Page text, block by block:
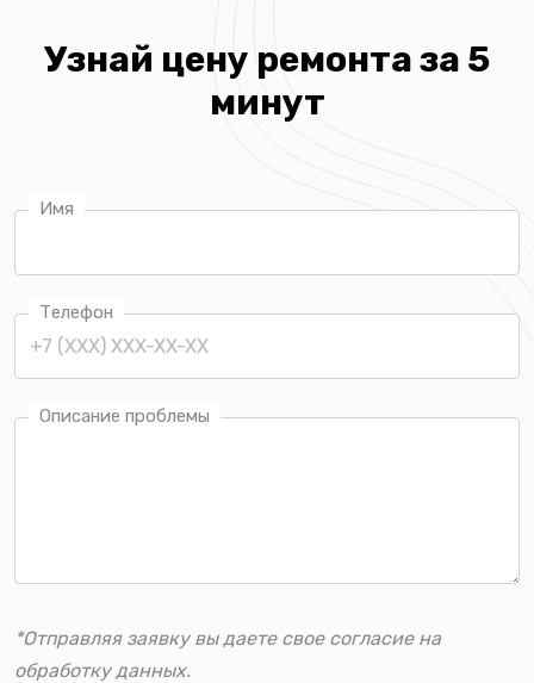
Узнай цену ремонта за 5
минут
Имя
Телефон
Описание проблемы
*Отправляя заявку вы даете свое согласие на
обработку данных.